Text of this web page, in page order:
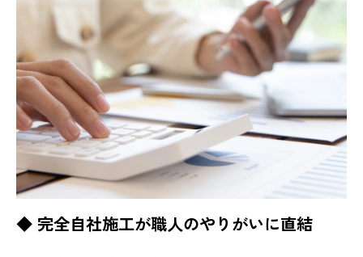
◆ 完全自社施工が職人のやりがいに直結